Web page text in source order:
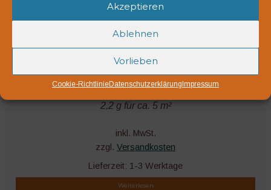
Akzeptieren
Ablehnen
Vorlieben
Cookie-RichtlinieDatenschutzerklärungImpressum
Asia-Salat-Mischung
Eine pikant-scharfe Asiasalat-Mischung in ansprechend
bunten Farben für alle Salat-Gourmets! Packungsinhalt
2,2 g für ca. 5 m²
inkl. MwSt.
zzgl. Versandkosten
Lieferzeit: 1-3 Werktage
Weiterlesen